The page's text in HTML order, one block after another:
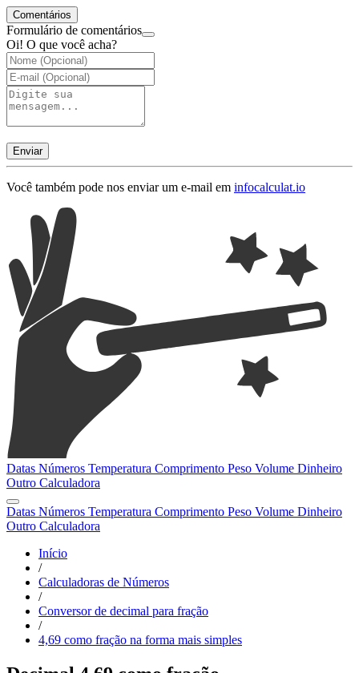
Comentários
Formulário de comentários
Oi! O que você acha?
Enviar
Você também pode nos enviar um e-mail em infocalculat.io
Datas Números Temperatura Comprimento Peso Volume Dinheiro
Outro Calculadora
Datas Números Temperatura Comprimento Peso Volume Dinheiro
Outro Calculadora
Início
/
Calculadoras de Números
/
Conversor de decimal para fração
/
4,69 como fração na forma mais simples